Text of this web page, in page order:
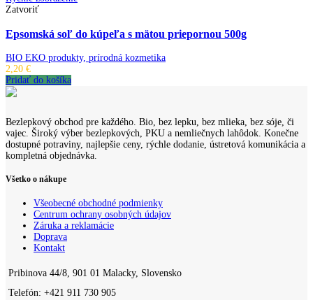
Zatvoriť
Epsomská soľ do kúpeľa s mätou priepornou 500g
BIO EKO produkty, prírodná kozmetika
2,20 €
Pridať do košíka
Bezlepkový obchod pre každého. Bio, bez lepku, bez mlieka, bez sóje, či
vajec. Široký výber bezlepkových, PKU a nemliečnych lahôdok. Konečne
dostupné potraviny, najlepšie ceny, rýchle dodanie, ústretová komunikácia a
kompletná objednávka.
Všetko o nákupe
Všeobecné obchodné podmienky
Centrum ochrany osobných údajov
Záruka a reklamácie
Doprava
Kontakt
Pribinova 44/8, 901 01 Malacky, Slovensko
Telefón: +421 911 730 905